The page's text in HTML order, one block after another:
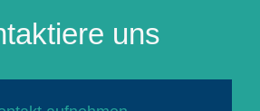
uns